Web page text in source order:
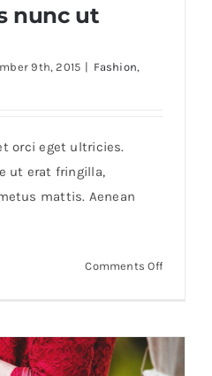
nunc ut
9th, 2015 | Fashion,
orci eget ultricies.
ut erat fringilla,
mattis. Aenean
Comments Offon
aliquam